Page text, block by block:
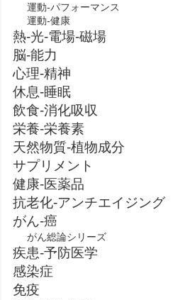
運動-パフォーマンス
運動-健康
熱-光-電場-磁場
脳-能力
心理-精神
休息-睡眠
飲食-消化吸収
栄養-栄養素
天然物質-植物成分
サプリメント
健康-医薬品
抗老化-アンチエイジング
がん-癌
がん総論シリーズ
疾患-予防医学
感染症
免疫